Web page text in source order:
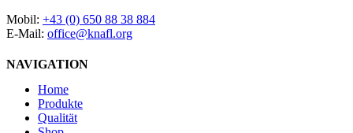
Mobil: +43 (0) 650 88 38 884
E-Mail: office@knafl.org
NAVIGATION
Home
Produkte
Qualität